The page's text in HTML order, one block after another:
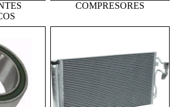
COMPRESORES